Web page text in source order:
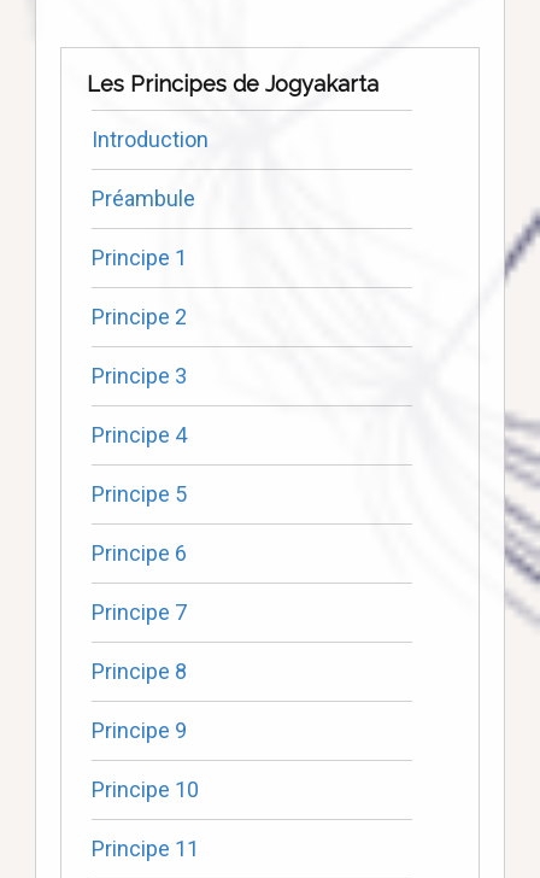
Les Principes de Jogyakarta
Introduction
Préambule
Principe 1
Principe 2
Principe 3
Principe 4
Principe 5
Principe 6
Principe 7
Principe 8
Principe 9
Principe 10
Principe 11